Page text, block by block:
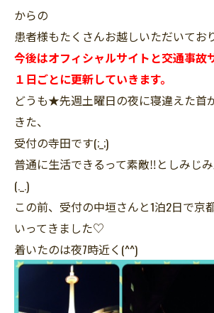
からの
患者様もたくさんお越しいただいてお
今後はオフィシャルサイトと交通事故
１日ごとに更新していきます。
どうも★先週土曜日の夜に寝違えた首
きた、
受付の寺田です(;_;)
普通に生活できるって素敵‼︎としみじ
(._.)
この前、受付の中垣さんと1泊2日で京
いってきました♡
着いたのは夜7時近く(^^)